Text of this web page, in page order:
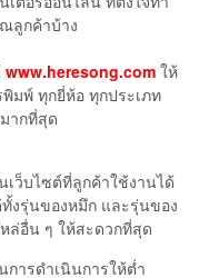
ลูกค้าบ้าง
www.heresong.comให้
มพ์ ทุกยี่ห้อ ทุกประเภท
ากที่สุด
เว็บไซต์ที่ลูกค้าใช้งานได้
งรุ่นของหมึก และรุ่นของ
ล่อื่น ๆ ให้สะดวกที่สุด
การดำเนินการให้ต่ำ